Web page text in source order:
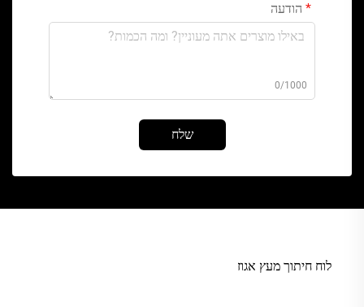
הודעה
0/1000
שלח
לוח חיתוך מעץ אגוז